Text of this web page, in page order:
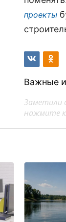
проекты
Важные
Заметили
нажмите